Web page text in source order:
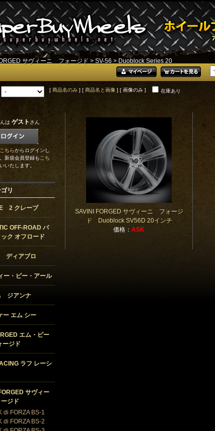
サヴィーニ フォージド > SV-56 > Duoblock Series 20
[ 商品名のみ ] [ 商品名と画像 ] [ 画像のみ ] 在庫あり
SAVINI FORGED サヴィーニ フォージ
ド Duoblock SV56D 20インチ
価格： ASK
は ゲスト さん
こちらからログインし
新規会員登録もこち
いたします。
リ
2 クレーブ
OFF-ROAD バ
ク オフロード
ディアブロ
ー・ピー・アール
ジアンナ
エム シー
エム・ピー
ージド
ラフ レーシ
サヴィー
ジド
di FORZA BS-1
di FORZA BS-2